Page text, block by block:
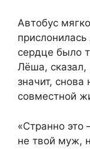
Автобус
сердце было
Лёша, сказал,
значит, снова
совместной
«Странно
не твой муж,